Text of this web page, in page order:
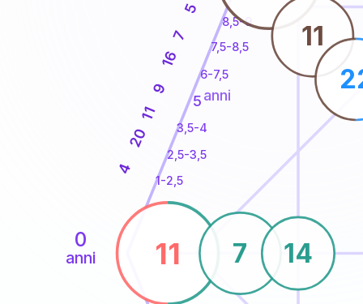
0
anni
1-2,5
2,5-3,5
3,5-4
6-7,5
7,5-8,5
8,5-9
4
20
11
9
16
7
5
11 7 14
11
5anni